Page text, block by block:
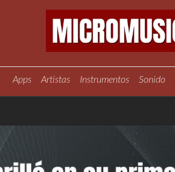
Apps Artistas Instrumentos Sonido